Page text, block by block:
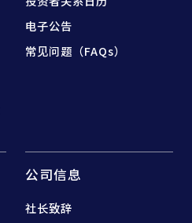
电子公告
常见问题（FAQs）
公司信息
社长致辞